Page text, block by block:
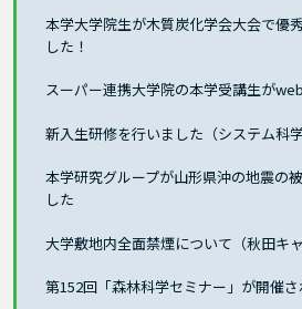
本学大学院生が木質炭化学会大会で優
した！
スーパー連携大学院の本学受講生が
新入生研修を行いました（システム科学
本学研究グループが山形県沖の地震の
した
大学敷地内全面禁煙について（秋田キャ
第152回「森林科学セミナー」が開催